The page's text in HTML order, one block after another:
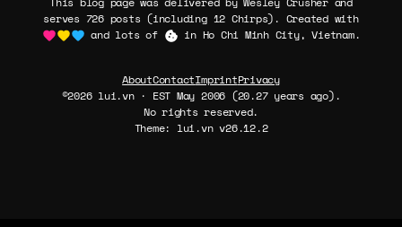
serves 726 posts (including 12 Chirps). Created with
and lots of
in Ho Chi Minh City, Vietnam.
AboutContactImprintPrivacy
©2026 lui.vn · EST May 2006 (20.27 years ago).
No rights reserved.
Theme: lui.vn v26.12.2